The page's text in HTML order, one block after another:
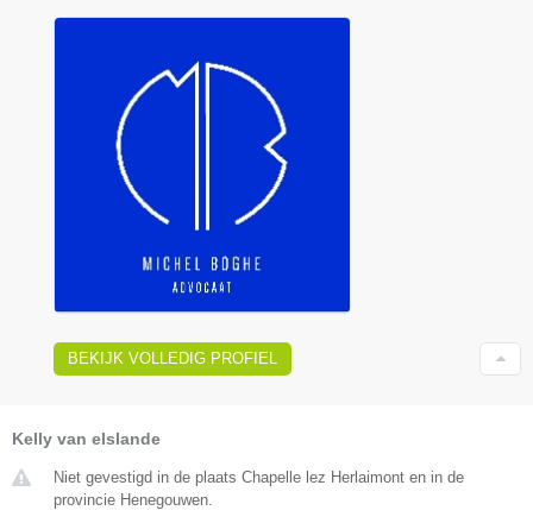
BEKIJK VOLLEDIG PROFIEL
Kelly van elslande
Niet gevestigd in de plaats Chapelle lez Herlaimont en in de
provincie Henegouwen.